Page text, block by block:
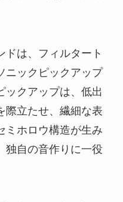
ドは、フィルタート
ニックピックアップ
ックアップは、低出
際立たせ、繊細な表
ミホロウ構造が生み
独自の音作りに一役